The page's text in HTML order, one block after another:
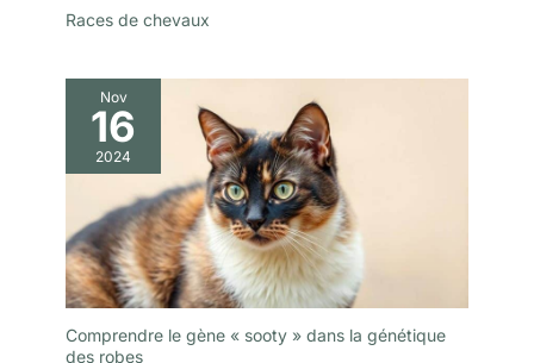
Races de chevaux
Nov
16
2024
Comprendre le gène « sooty » dans la génétique
des robes